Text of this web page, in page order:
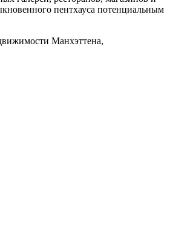
пентхауса потенциальным
Манхэттена,